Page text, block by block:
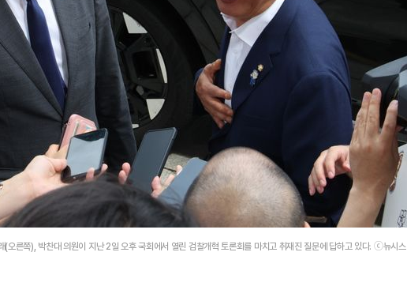
(오른쪽), 박찬대 의원이 지난 2일 오후 국회에서 열린 검찰개혁 토론회를 마치고 취재진 질문에 답하고 있다. ⓒ뉴시스